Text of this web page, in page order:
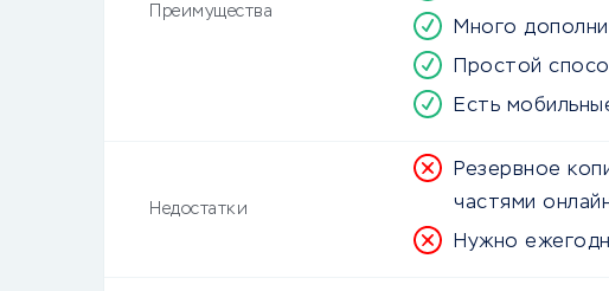
Преимущества
Много
Простой
Есть
Недостатки
Резервное
частями
Нужно